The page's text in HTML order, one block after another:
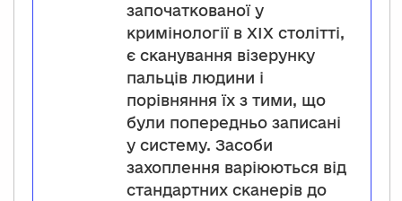
започаткованої у
кримінології в XIX столітті,
є сканування візерунку
пальців людини і
порівняння їх з тими, що
були попередньо записані
у систему. Засоби
захоплення варіюються від
стандартних сканерів до